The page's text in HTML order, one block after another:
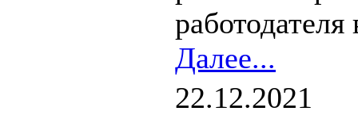
Далее...
22.12.2021